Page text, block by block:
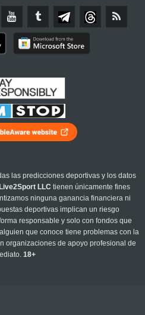
las predicciones deportivas y los datos
Live2Sport LLC tienen únicamente fines
ninguna ganancia financiera ni
deportivas implican un riesgo
responsable y solo con fondos que
que conoce tiene problemas con la
organizaciones de apoyo profesional de
18+